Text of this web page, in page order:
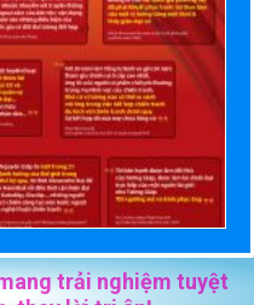
trải nghiệm tuyệt